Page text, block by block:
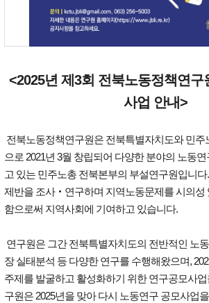
<2025년 제3회 전북노동정책연구
사업 안내>
전북노동정책연구원은 전북특별자치도와 민주
으로 2021년 3월 창립되어 다양한 분야의 노동
고 있는 민주노총 전북본부의 부설연구원입니
제반을 조사‧연구하며 지역노동문제를 시의성
함으로써 지역사회에 기여하고 있습니다.
연구원은 그간 전북특별자치도의 전반적인 노
장 실태분석 등 다양한 연구를 수행해왔으며,
주제를 발굴하고 활성화하기 위한 연구공모사
구원은 2025년을 맞아 다시 노동연구 공모사업